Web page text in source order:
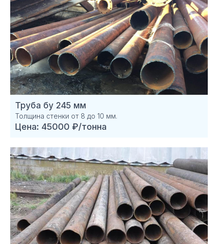
Труба бу 245 мм
Толщина стенки от 8 до 10 мм.
Цена: 45000 ₽/тонна